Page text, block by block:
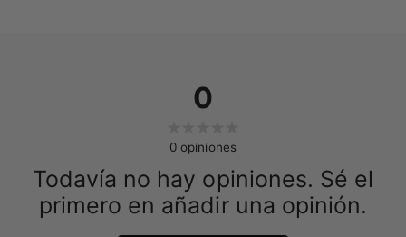
0
0 opiniones
Todavía no hay opiniones. Sé el
primero en añadir una opinión.